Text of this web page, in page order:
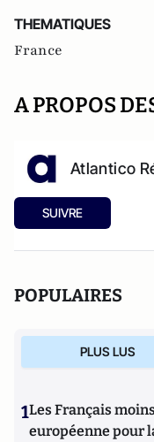
THEMATIQUES
France
A PROPOS
Atlantico
SUIVRE
POPULAIRES
PLUS LUS
1Les Français
européenne pour